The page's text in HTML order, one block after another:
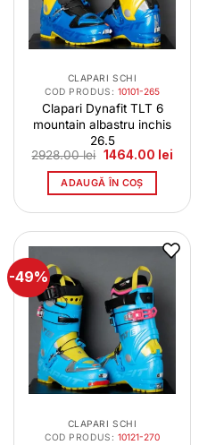
CLAPARI SCHI
COD PRODUS: 10101-265
Clapari Dynafit TLT 6
mountain albastru inchis
26.5
2928.00lei Prețul
a
fost:
1464.00 leiPrețul
ADAUGĂ ÎN COȘ
-49%
CLAPARI SCHI
COD PRODUS: 10121-270